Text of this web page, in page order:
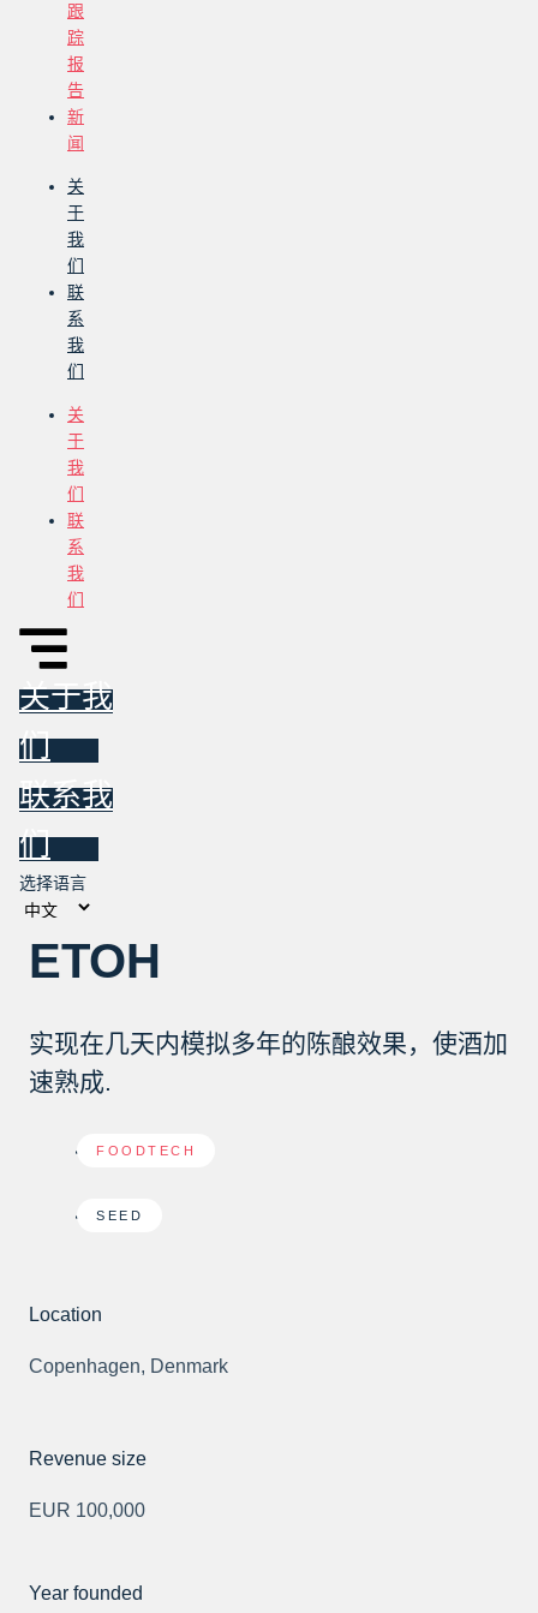
跟
踪
报
告
新
闻
关
于
我
们
联
系
我
们
关
于
我
们
联
系
我
们
关于我
们
联系我
们
选择语言
ETOH
实现在几天内模拟多年的陈酿效果，使酒加
速熟成.
FOODTECH
SEED
Location
Copenhagen, Denmark
Revenue size
EUR 100,000
Year founded